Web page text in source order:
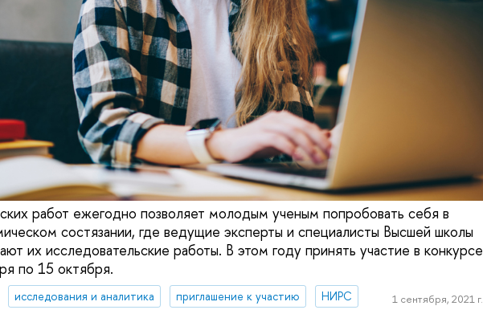
работ ежегодно позволяет молодым ученым попробовать себя в
состязании, где ведущие эксперты и специалисты Высшей школы
их исследовательские работы. В этом году принять участие в конкурсе
по 15 октября.
исследования и аналитика приглашение к участию НИРС 1 сентября, 2021 г.